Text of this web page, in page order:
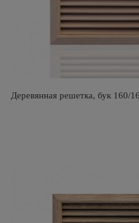
Деревянная решетка, бук 160/